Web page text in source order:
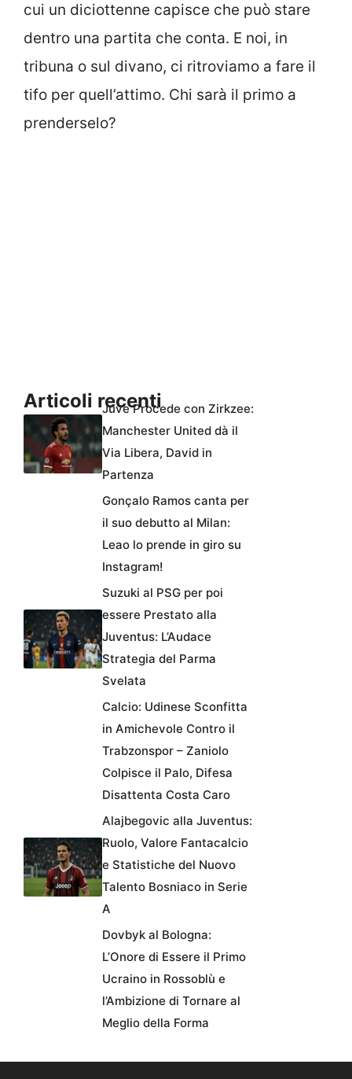
cui un diciottenne capisce che può stare
dentro una partita che conta. E noi, in
tribuna o sul divano, ci ritroviamo a fare il
tifo per quell’attimo. Chi sarà il primo a
prenderselo?
Articoli recentiJuve Procede con Zirkzee:
Manchester United dà il
Via Libera, David in
Partenza
Gonçalo Ramos canta per
il suo debutto al Milan:
Leao lo prende in giro su
Instagram!
Suzuki al PSG per poi
essere Prestato alla
Juventus: L’Audace
Strategia del Parma
Svelata
Calcio: Udinese Sconfitta
in Amichevole Contro il
Trabzonspor – Zaniolo
Colpisce il Palo, Difesa
Disattenta Costa Caro
Alajbegovic alla Juventus:
Ruolo, Valore Fantacalcio
e Statistiche del Nuovo
Talento Bosniaco in Serie
A
Dovbyk al Bologna:
L’Onore di Essere il Primo
Ucraino in Rossoblù e
l’Ambizione di Tornare al
Meglio della Forma